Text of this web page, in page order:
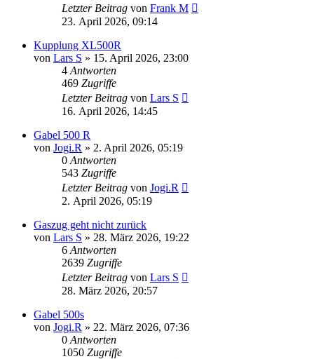
Letzter Beitrag von Frank M
23. April 2026, 09:14
Kupplung XL500R
von Lars S » 15. April 2026, 23:00
4 Antworten
469 Zugriffe
Letzter Beitrag von Lars S
16. April 2026, 14:45
Gabel 500 R
von Jogi.R » 2. April 2026, 05:19
0 Antworten
543 Zugriffe
Letzter Beitrag von Jogi.R
2. April 2026, 05:19
Gaszug geht nicht zurück
von Lars S » 28. März 2026, 19:22
6 Antworten
2639 Zugriffe
Letzter Beitrag von Lars S
28. März 2026, 20:57
Gabel 500s
von Jogi.R » 22. März 2026, 07:36
0 Antworten
1050 Zugriffe